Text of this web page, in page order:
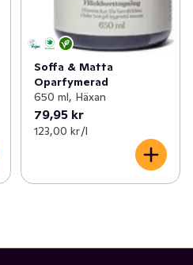
Soffa & Matta
Oparfymerad
650 ml, Häxan
79,95 kr
123,00 kr /l